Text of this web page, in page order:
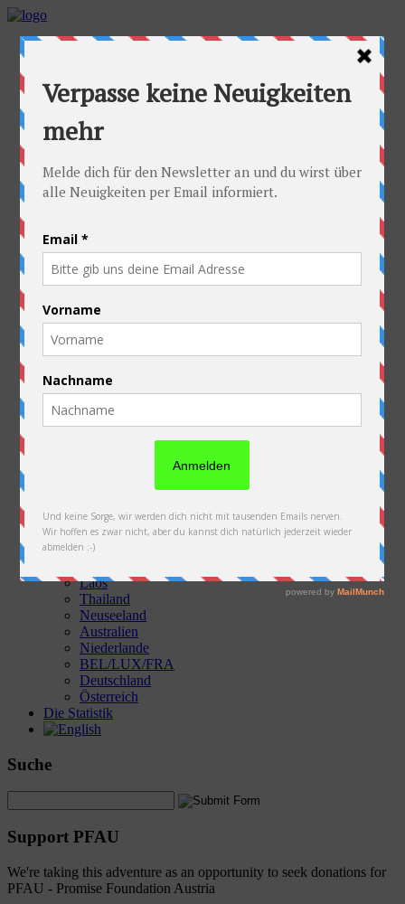
Home
Die häufigsten Fragen
Die Radler
Alexandra
Stefan
Kontakt
Die Route
Polen
Ukraine
Weißrussland
Russland
Kasachstan
Kirgistan
China
Laos
Neuseeland
Die gute Sache
Die Fotos & Videos
Russland
Kasachstan
Kirgistan
Laos
Thailand
Neuseeland
Australien
Niederlande
BEL/LUX/FRA
Deutschland
Österreich
Die Statistik
Suche
Support PFAU
We're taking this adventure as an opportunity to seek donations for
PFAU - Promise Foundation Austria